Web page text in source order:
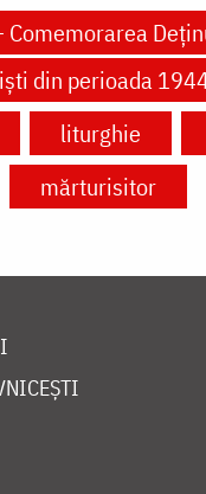
Comemorarea
din perioada
liturghie
mărturisitor